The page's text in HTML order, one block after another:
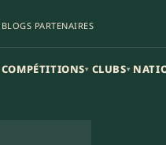
BLOGS PARTENAIRES
COMPÉTITIONS▾ CLUBS▾